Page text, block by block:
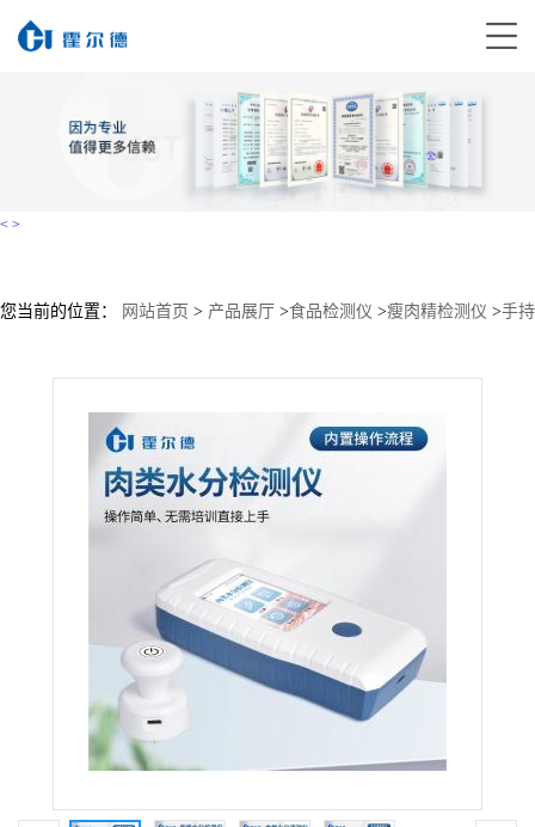
< >
您当前的位置： 网站首页 > 产品展厅 >食品检测仪 >瘦肉精检测仪 >手持